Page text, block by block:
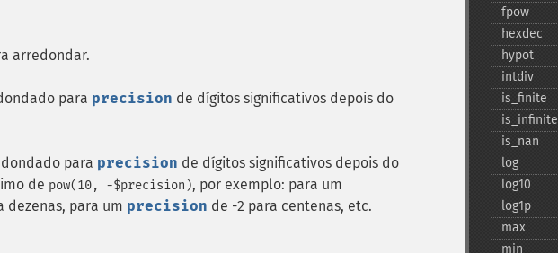
arredondar.
para precision de dígitos significativos depois do
para precision de dígitos significativos depois do
de pow(10, -$precision), por exemplo: para um
dezenas, para um precision de -2 para centenas, etc.
fpow
hexdec
hypot
intdiv
is_​finite
is_​infinite
is_​nan
log
log10
log1p
max
min